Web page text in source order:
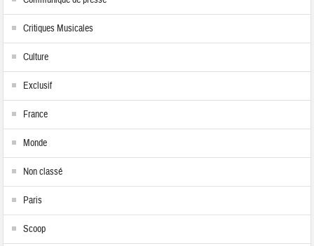
Critiques Musicales
Culture
Exclusif
France
Monde
Non classé
Paris
Scoop